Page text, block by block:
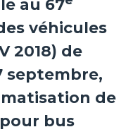
au 67
véhicules
2018) de
septembre,
de
bus